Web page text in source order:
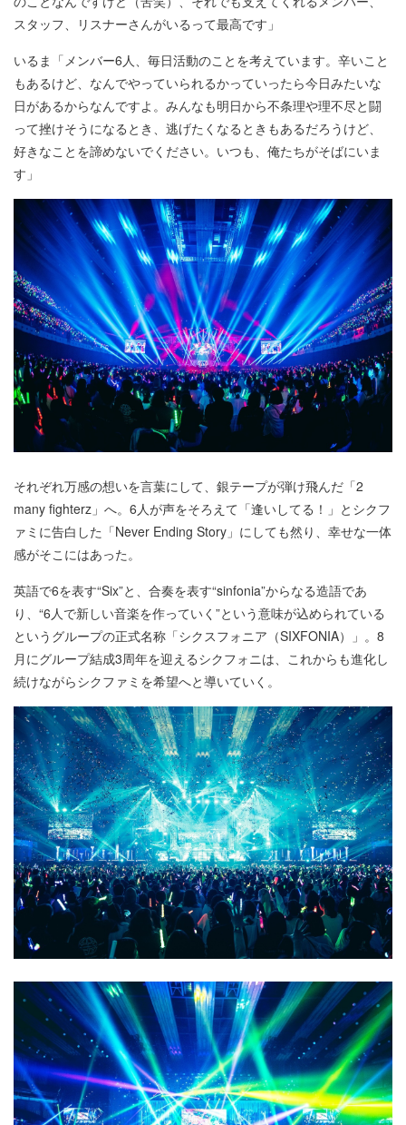
スタッフ、リスナーさんがいるって最高です」
いるま「メンバー6人、毎日活動のことを考えています。辛いこと
もあるけど、なんでやっていられるかっていったら今日みたいな
日があるからなんですよ。みんなも明日から不条理や理不尽と闘
って挫けそうになるとき、逃げたくなるときもあるだろうけど、
好きなことを諦めないでください。いつも、俺たちがそばにいま
す」
それぞれ万感の想いを言葉にして、銀テープが弾け飛んだ「2
many fighterz」へ。6人が声をそろえて「逢いしてる！」とシクフ
ァミに告白した「Never Ending Story」にしても然り、幸せな一体
感がそこにはあった。
英語で6を表す“Six”と、合奏を表す“sinfonia”からなる造語であ
り、“6人で新しい音楽を作っていく”という意味が込められている
というグループの正式名称「シクスフォニア（SIXFONIA）」。8
月にグループ結成3周年を迎えるシクフォニは、これからも進化し
続けながらシクファミを希望へと導いていく。